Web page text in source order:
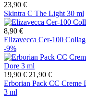
23,90 €
Skintra C The Light 30 ml
8,90 €
Elizavecca Cer-100
-9%
19,90 € 21,90 €
Erborian Pack CC Creme
3 ml